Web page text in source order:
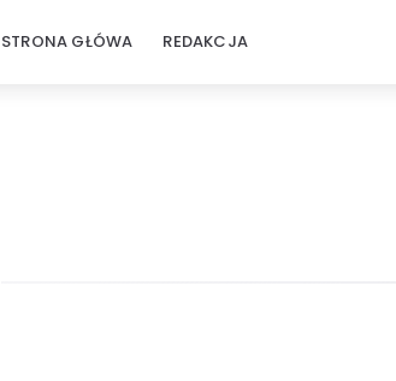
STRONA GŁÓWA REDAKCJA